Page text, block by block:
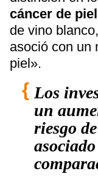
cáncer de piel
de vino
asoció con un
piel».
Los
un
riesgo